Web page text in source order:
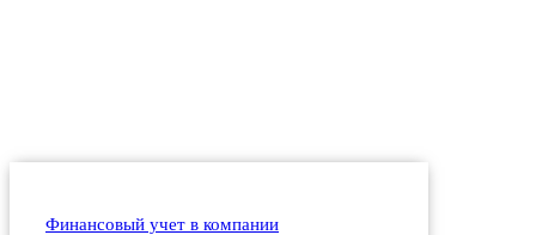
Финансовый учет в компании